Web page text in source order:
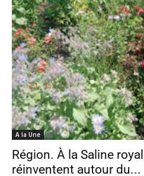
A la Une
Région. À la Saline
réinventent autour du...